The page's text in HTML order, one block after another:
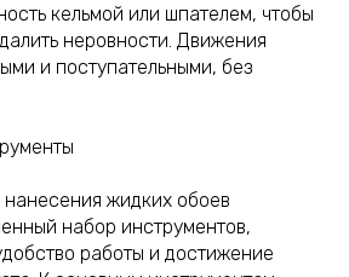
кельмой или шпателем, чтобы
неровности. Движения
и поступательными, без
нанесения жидких обоев
набор инструментов,
работы и достижение